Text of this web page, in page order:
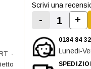
-
Scrivi una
Diminuisci la
- +
0184 84
Lunedi-